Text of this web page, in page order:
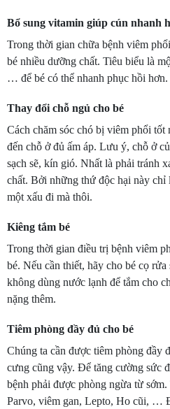
Bổ sung vitamin giúp cún nhanh
Trong thời gian chữa bệnh viêm
bé nhiều dưỡng chất. Tiêu biểu là
… để bé có thể nhanh phục hồi hơn.
Thay đổi chỗ ngủ cho bé
Cách chăm sóc chó bị viêm phổi tốt
đến chỗ ở đủ ấm áp. Lưu ý, chỗ ở
sạch sẽ, kín gió. Nhất là phải tránh
chất. Bởi những thứ độc hại này chỉ
một xấu đi mà thôi.
Kiêng tắm bé
Trong thời gian điều trị bệnh viêm
bé. Nếu cần thiết, hãy cho bé cọ
không dùng nước lạnh để tắm cho
nặng thêm.
Tiêm phòng đầy đủ cho bé
Chúng ta cần được tiêm phòng đầy
cưng cũng vậy. Để tăng cường sức
bệnh phải được phòng ngừa từ
Parvo, viêm gan, Lepto, Ho cũi, …